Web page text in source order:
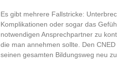
Es gibt mehrere Fallstricke:
Komplikationen oder sogar das
notwendigen Ansprechpartner zu
die man annehmen sollte. Den
seinen gesamten Bildungsweg neu